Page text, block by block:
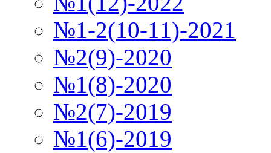
№1-2(10-11)-2021
№2(9)-2020
№1(8)-2020
№2(7)-2019
№1(6)-2019